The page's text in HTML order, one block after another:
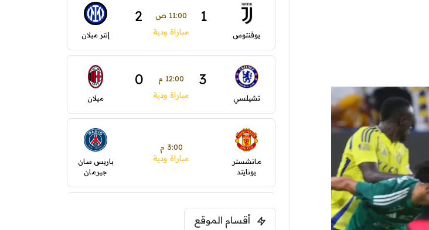
يوفنتوس
1 11:00 ص 2
مباراة ودية إنتر ميلان
تشيلسي
3 12:00 م 0
مباراة ودية ميلان
مانشستر
يونايتد
3:00 م
مباراة ودية
باريس سان
جيرمان
أقسام الموقع